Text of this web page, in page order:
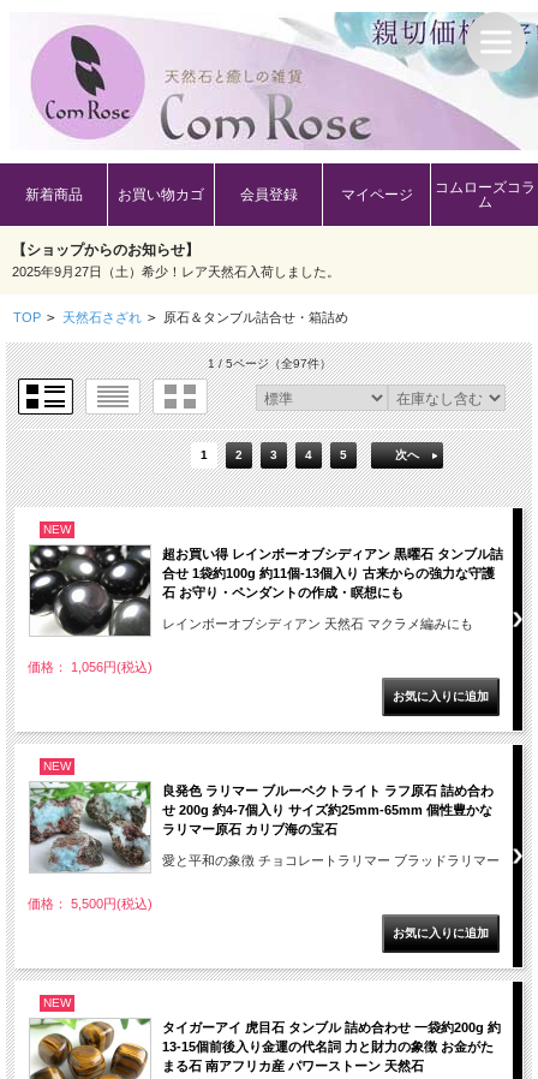
新着商品 お買い物カゴ 会員登録 マイページ
コムローズコラ
ム
【ショップからのお知らせ】
2025年9月27日（土）希少！レア天然石入荷しました。
TOP > 天然石さざれ > 原石＆タンブル詰合せ・箱詰め
1 / 5ページ（全97件）
1 2 3 4 5 次へ
NEW
超お買い得 レインボーオブシディアン 黒曜石 タンブル詰
合せ 1袋約100g 約11個-13個入り 古来からの強力な守護
石 お守り・ペンダントの作成・瞑想にも
レインボーオブシディアン 天然石 マクラメ編みにも
価格： 1,056円(税込)
NEW
良発色 ラリマー ブルーペクトライト ラフ原石 詰め合わ
せ 200g 約4-7個入り サイズ約25mm-65mm 個性豊かな
ラリマー原石 カリブ海の宝石
愛と平和の象徴 チョコレートラリマー ブラッドラリマー
価格： 5,500円(税込)
NEW
タイガーアイ 虎目石 タンブル 詰め合わせ 一袋約200g 約
13-15個前後入り金運の代名詞 力と財力の象徴 お金がた
まる石 南アフリカ産 パワーストーン 天然石